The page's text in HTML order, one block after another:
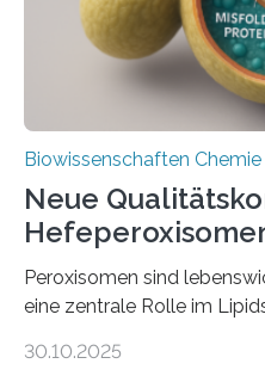
Biowissenschaften Chemie
Neue
Peroxisomen sind
eine zentrale Rolle im
erfüllen können, müssen
30.10.2025